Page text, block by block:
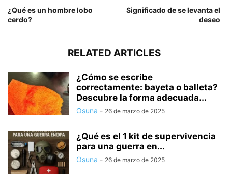
¿Qué es un hombre lobo
cerdo?
Significado de se levanta el
deseo
RELATED ARTICLES
¿Cómo se escribe
correctamente: bayeta o balleta?
Descubre la forma adecuada...
Osuna - 26 de marzo de 2025
¿Qué es el 1 kit de supervivencia
para una guerra en...
Osuna - 26 de marzo de 2025